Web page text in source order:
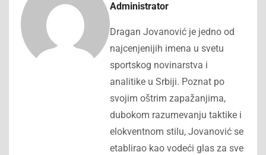
Administrator
Dragan Jovanović je jedno od
najcenjenijih imena u svetu
sportskog novinarstva i
analitike u Srbiji. Poznat po
svojim oštrim zapažanjima,
dubokom razumevanju taktike i
elokventnom stilu, Jovanović se
etablirao kao vodeći glas za sve